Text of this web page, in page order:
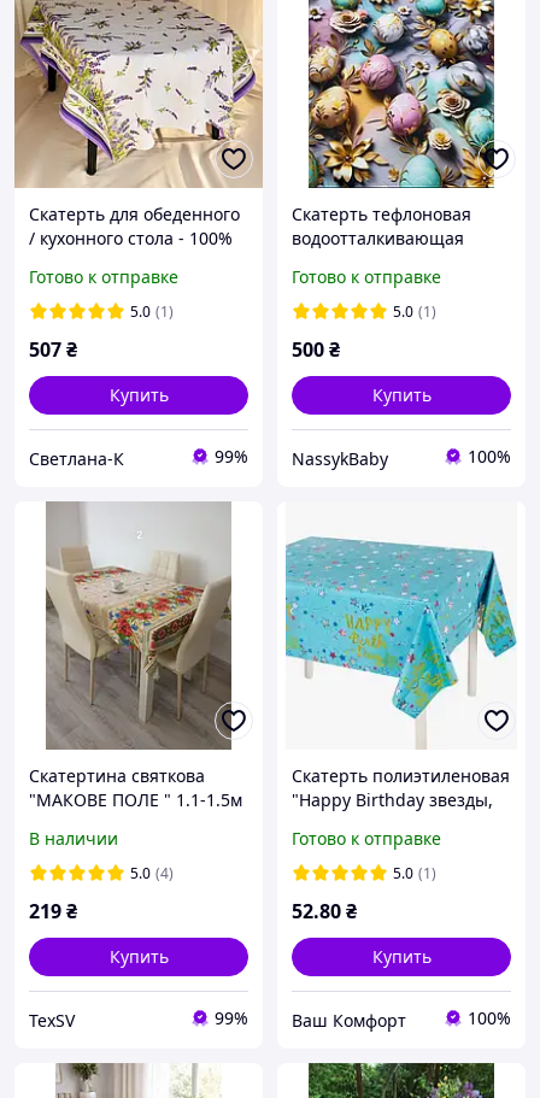
Скатерть для обеденного
/ кухонного стола - 100%
/ (220см*150см)
Готово к отправке
5.0 (1)
507₴
Купить
Светлана-К 99%
Скатерть тефлоновая
водоотталкивающая
Готово к отправке
5.0 (1)
500₴
Купить
NassykBaby 100%
Скатертина святкова
"МАКОВЕ ПОЛЕ " 1.1-1.5м
В наличии
5.0 (4)
219₴
Купить
TexSV 99%
Скатерть полиэтиленовая
"Happy Birthday звезды,
Готово к отправке
5.0 (1)
52.80₴
Купить
Ваш Комфорт 100%